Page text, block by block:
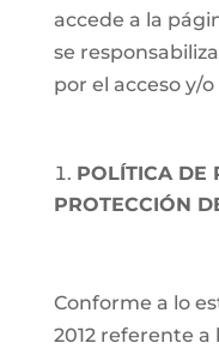
accede a la
se
por el acceso y/
POLÍTICA DE
PROTECCIÓN
Conforme a lo
2012 referente